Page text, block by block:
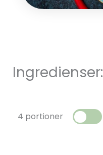
Ingredienser:
4 portioner